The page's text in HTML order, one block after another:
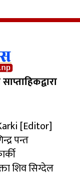
[Editor]
पन्त
शिव सिग्देल